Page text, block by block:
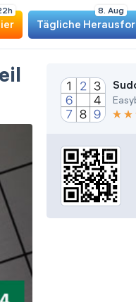
2h 8. Aug
Tägliche